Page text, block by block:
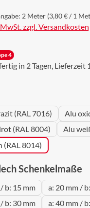
2 Meter (3,80 € / 1
zzgl. Versandkosten
4
in 2 Tagen, Lieferzeit
(RAL 7016)
Alu
(RAL 8004)
Alu
(RAL 8014)
Schenkelmaße
b: 15 mm
a: 20 mm /
b: 30 mm
a: 40 mm /